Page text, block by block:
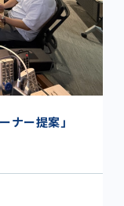
ナー提案」